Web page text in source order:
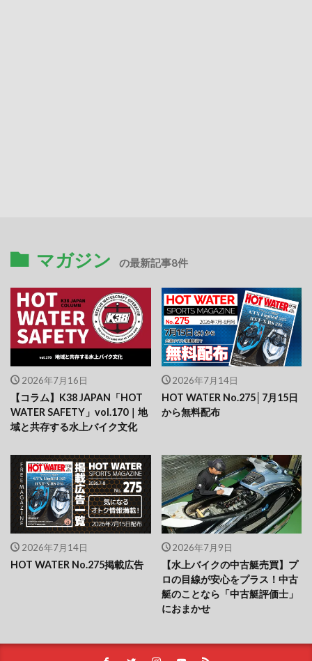
マガジン の最新記事8件
2026年7月16日
【コラム】K38 JAPAN「HOT
WATER SAFETY」vol.170｜地
域と共存する水上バイク文化
2026年7月14日
HOT WATER No.275│7月15日
から無料配布
2026年7月14日
HOT WATER No.275掲載広告
2026年7月9日
【水上バイクの中古艇売買】プ
ロの目線が安心をプラス！中古
艇のことなら「中古艇評価士」
におまかせ